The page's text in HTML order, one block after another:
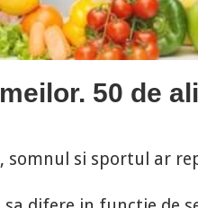
50 de
somnul si sportul ar